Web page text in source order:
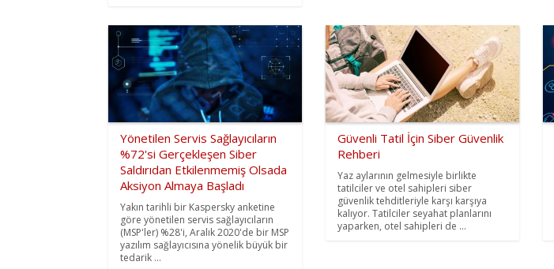
Yönetilen Servis Sağlayıcıların
%72'si Gerçekleşen Siber
Saldırıdan Etkilenmemiş Olsada
Aksiyon Almaya Başladı
Yakın tarihli bir Kaspersky anketine
göre yönetilen servis sağlayıcıların
(MSP'ler) %28'i, Aralık 2020'de bir MSP
yazılım sağlayıcısına yönelik büyük bir
tedarik ...
Güvenli Tatil İçin Siber Güvenlik
Rehberi
Yaz aylarının gelmesiyle birlikte
tatilciler ve otel sahipleri siber
güvenlik tehditleriyle karşı karşıya
kalıyor. Tatilciler seyahat planlarını
yaparken, otel sahipleri de ...